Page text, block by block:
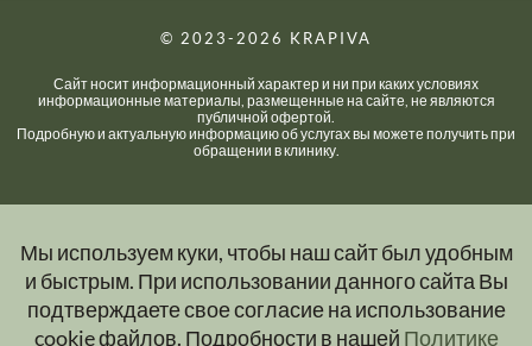
Мы используем куки, чтобы наш сайт был удобным
и быстрым. При использовании данного сайта Вы
подтверждаете свое согласие на использование
cookie файлов. Подробности в нашей Политике
© 2023-2026 KRAPIVA
Сайт носит информационный характер и ни при каких условиях
информационные материалы, размещенные на сайте, не являются
публичной офертой.
Подробную и актуальную информацию об услугах вы можете получить при
обращении в клинику.